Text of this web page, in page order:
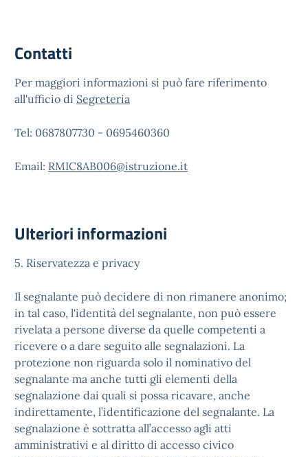
Contatti
Per maggiori informazioni si può fare riferimento
all'ufficio di Segreteria
Tel: 0687807730 - 0695460360
Email: RMIC8AB006@istruzione.it
Ulteriori informazioni
5. Riservatezza e privacy
Il segnalante può decidere di non rimanere anonimo;
in tal caso, l'identità del segnalante, non può essere
rivelata a persone diverse da quelle competenti a
ricevere o a dare seguito alle segnalazioni. La
protezione non riguarda solo il nominativo del
segnalante ma anche tutti gli elementi della
segnalazione dai quali si possa ricavare, anche
indirettamente, l’identificazione del segnalante. La
segnalazione è sottratta all’accesso agli atti
amministrativi e al diritto di accesso civico